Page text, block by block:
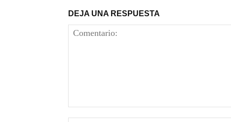
DEJA UNA RESPUESTA